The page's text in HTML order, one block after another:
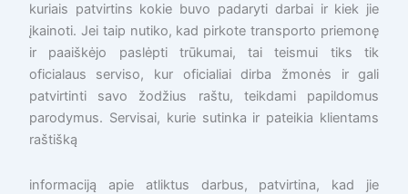
kuriais patvirtins kokie buvo padaryti darbai ir kiek jie
įkainoti. Jei taip nutiko, kad pirkote transporto priemonę
ir paaiškėjo paslėpti trūkumai, tai teismui tiks tik
oficialaus serviso, kur oficialiai dirba žmonės ir gali
patvirtinti savo žodžius raštu, teikdami papildomus
parodymus. Servisai, kurie sutinka ir pateikia klientams
raštišką
informaciją apie atliktus darbus, patvirtina, kad jie